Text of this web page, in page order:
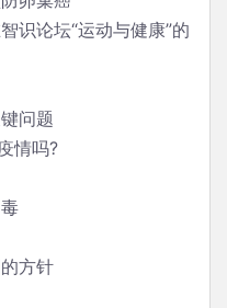
识论坛“运动与健康”的
问题
情吗?
方针